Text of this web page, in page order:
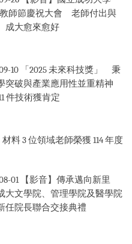
教師節慶祝大會 老師付出與
大愈來愈好
10
「2025 未來科技獎」 秉
突破與產業應用性並重精神
件技術獲肯定
料 3 位領域老師榮獲 114 年度
01
【影音】傳承邁向新里
文學院、管理學院及醫學院
任院長聯合交接典禮